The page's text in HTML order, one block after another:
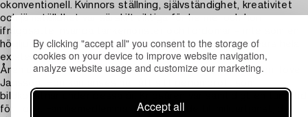
By clicking "accept all" you consent to the storage of
cookies on your device to improve website navigation,
analyze website usage and customize our marketing.
Accept all
okonventionell. Kvinnors ställning, självständighet, kreativitet
och jämställdhet var särskilt viktiga för henne, och hon
ifrågasatte invanda tankemönster och fördomar – inte som en
högljudd agitator, utan som en tystlåten revolutionär vars hela
existens var i linje med hennes tro.
Åren under kriget var en produktiv period för konstnären Tove
Jansson. Hon kan anses ha fått sitt genombrott som
bildkonstnär under dessa år. Krigsåren var samtidigt en tung tid
för Tove. Familjemedlemmar blev inkallade till militärtjänst, det